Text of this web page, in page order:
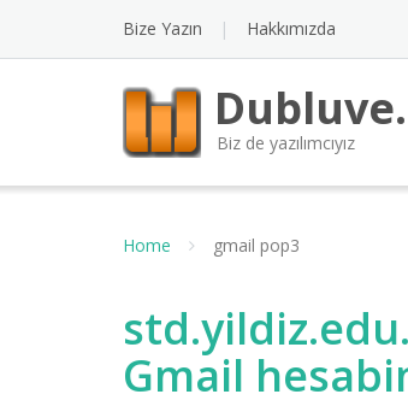
Bize Yazın Hakkımızda
Biz de yazılımcıyız
Home gmail pop3
Gmail